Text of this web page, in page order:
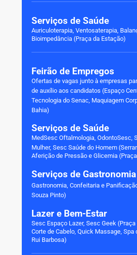
Serviços de Saúde
Auriculoterapia, Ventosaterapia,
Bioimpedância (Praça da Estação)
Feirão de Empregos
Ofertas de vagas junto à empresas
de auxílio aos candidatos (Espaço
Tecnologia do Senac, Maquiagem
Bahia)
Serviços de Saúde
MedSesc Oftalmologia, OdontoSesc,
Mulher, Sesc Saúde do Homem
Aferição de Pressão e Glicemia
Serviços de Gastronomia
Gastronomia, Confeitaria e
Souza Pinto)
Lazer e Bem-Estar
Sesc Espaço Lazer, Sesc Geek
Corte de Cabelo, Quick Massage, Spa
Rui Barbosa)